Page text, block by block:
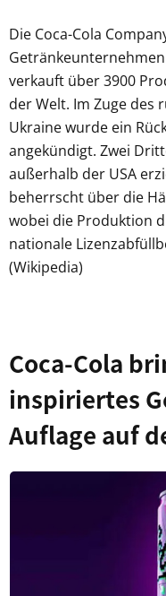
Die Coca-Cola
verkauft über 3900
der Welt. Im Zuge des
Ukraine wurde ein
angekündigt. Zwei
außerhalb der USA
beherrscht über die
wobei die Produktion
nationale
(Wikipedia)
Coca-Cola
inspiriertes
Auflage auf